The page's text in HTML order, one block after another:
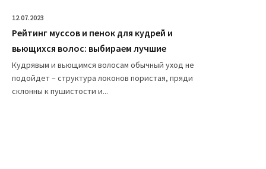
12.07.2023
Рейтинг муссов и пенок для кудрей и
вьющихся волос: выбираем лучшие
Кудрявым и вьющимся волосам обычный уход не
подойдет – структура локонов пористая, пряди
склонны к пушистости и...